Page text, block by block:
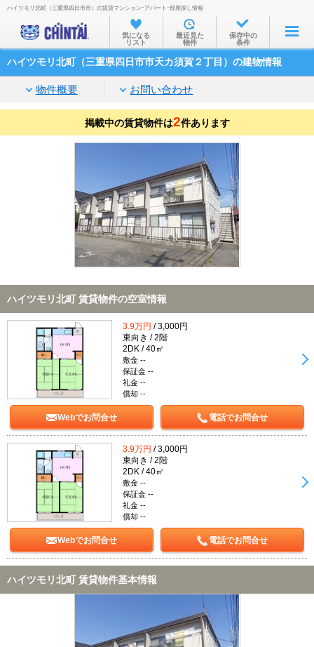
お部屋を探す
沿線・駅から
住所から
家賃相場から
通勤通学時間から
物件特集から
不動産会社から
TOP
ハイツモリ北町（三重県四日市市）の賃貸マンション･アパート･部屋探し情報
気になる
リスト
最近見た
物件
保存中の
条件
ハイツモリ北町（三重県四日市市天カ須賀２丁目）の建物情報
物件概要 お問い合わせ
掲載中の賃貸物件は2件あります
ハイツモリ北町 賃貸物件の空室情報
3.9万円 / 3,000円
東向き / 2階
2DK / 40㎡
敷金 --
保証金 --
礼金 --
償却 --
Webでお問合せ 電話でお問合せ
3.9万円 / 3,000円
東向き / 2階
2DK / 40㎡
敷金 --
保証金 --
礼金 --
償却 --
Webでお問合せ 電話でお問合せ
ハイツモリ北町 賃貸物件基本情報